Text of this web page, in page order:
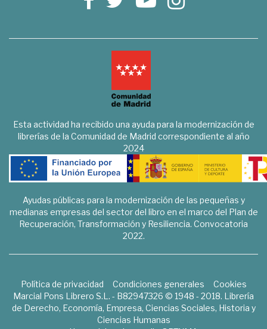
Esta actividad ha recibido una ayuda para la modernización de
librerías de la Comunidad de Madrid correspondiente al año
2024
Ayudas públicas para la modernización de las pequeñas y
medianas empresas del sector del libro en el marco del Plan de
Recuperación, Transformación y Resiliencia. Convocatoria
2022.
Política de privacidad Condiciones generales
Cookies
Marcial Pons Librero S.L. - B82947326 © 1948 - 2018. Librería
de Derecho, Economía, Empresa, Ciencias Sociales, Historia y
Ciencias Humanas